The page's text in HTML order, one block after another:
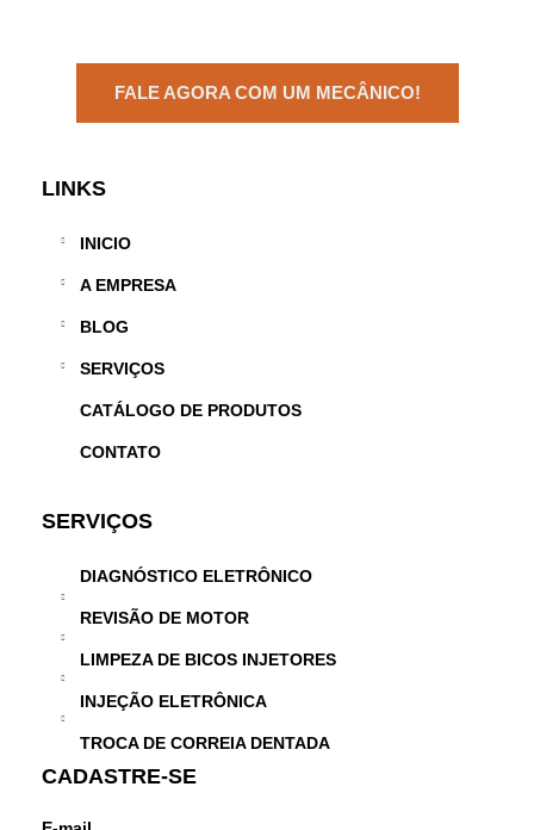
FALE AGORA COM UM MECÂNICO!
LINKS
INICIO
A EMPRESA
BLOG
SERVIÇOS
CATÁLOGO DE PRODUTOS
CONTATO
SERVIÇOS
DIAGNÓSTICO ELETRÔNICO
REVISÃO DE MOTOR
LIMPEZA DE BICOS INJETORES
INJEÇÃO ELETRÔNICA
TROCA DE CORREIA DENTADA
CADASTRE-SE